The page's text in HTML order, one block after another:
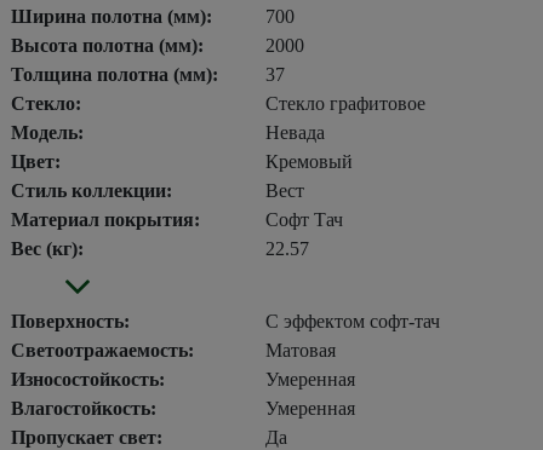
Ширина полотна (мм):
700
Высота полотна (мм):
2000
Толщина полотна (мм):
37
Стекло:
Стекло графитовое
Модель:
Невада
Цвет:
Кремовый
Стиль коллекции:
Вест
Материал покрытия:
Софт Тач
Вес (кг):
22.57
Поверхность:
С эффектом софт-тач
Светоотражаемость:
Матовая
Износостойкость:
Умеренная
Влагостойкость:
Умеренная
Пропускает свет:
Да